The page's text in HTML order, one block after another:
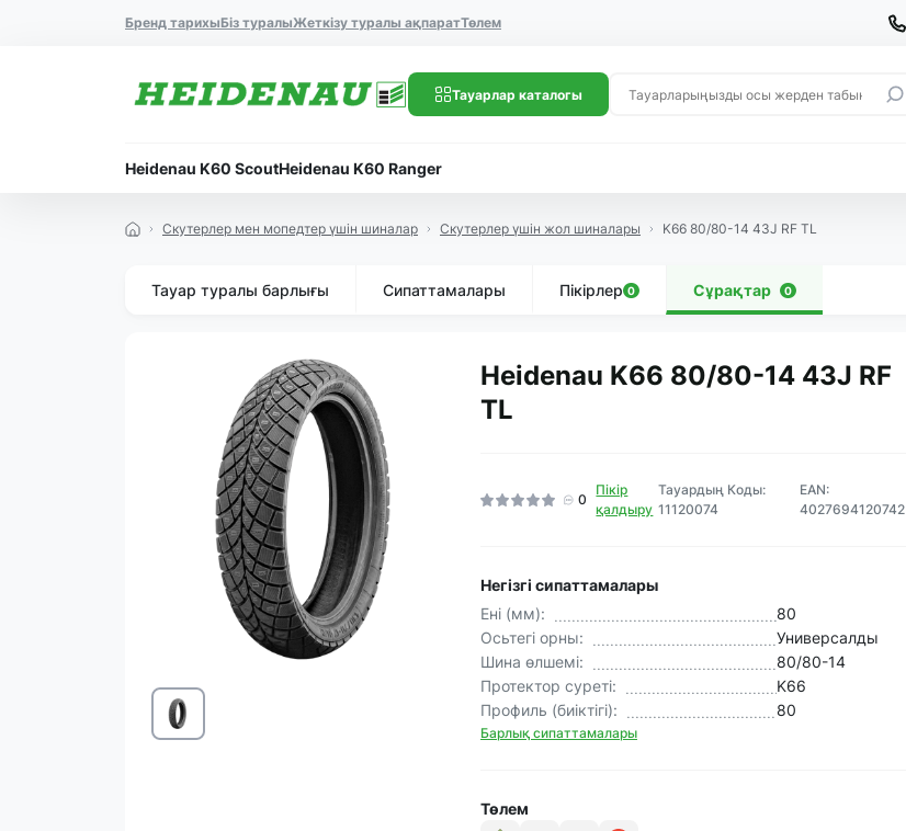
Бренд тарихыБіз туралыЖеткізу туралы ақпаратТөлем
Тауарлар каталогы
Heidenau K60 ScoutHeidenau K60 Ranger
Скутерлер мен мопедтер үшін шиналар Скутерлер үшін жол шиналары K66 80/80-14 43J RF TL
Тауар туралы барлығы Сипаттамалары Пікірлер 0 Сұрақтар 0
Heidenau K66 80/80-14 43J RF
TL
0
Пікір
қалдыру
Тауардың Коды:
11120074
EAN:
4027694120742
Негізгі сипаттамалары
Ені (мм):
80
Осьтегі орны:
Универсалды
Шина өлшемі:
80/80-14
Протектор суреті:
K66
Профиль (биіктігі):
80
Барлық сипаттамалары
Төлем